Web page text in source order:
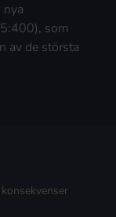
som
av de största